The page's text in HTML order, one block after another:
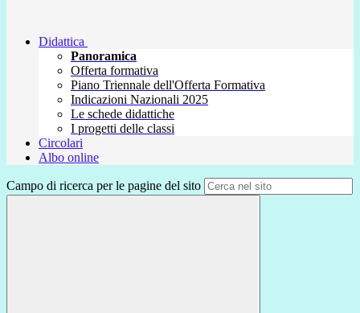
Didattica
Panoramica
Offerta formativa
Piano Triennale dell'Offerta Formativa
Indicazioni Nazionali 2025
Le schede didattiche
I progetti delle classi
Circolari
Albo online
Campo di ricerca per le pagine del sito